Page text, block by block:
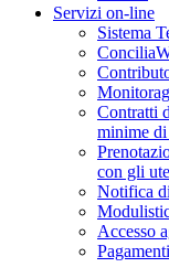
Servizi on-line
Sistema
Contratti
minime
con gli
Notifica
Accesso